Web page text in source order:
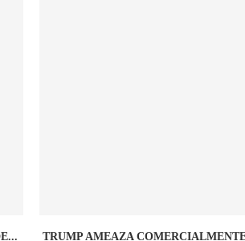
TRUMP AMEAZA